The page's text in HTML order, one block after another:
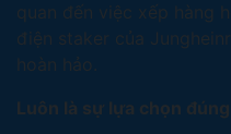
quan đến việc xếp hàng
điện staker của
hoàn hảo.
Luôn là sự lựa chọn